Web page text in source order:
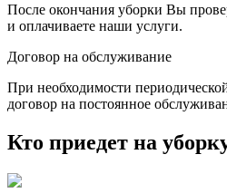
После окончания уборки Вы
и оплачиваете наши услуги.
Договор на обслуживание
При необходимости
договор на постоянное
Кто приедет на